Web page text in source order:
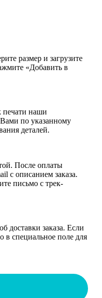
размер и загрузите
«Добавить в
печати наши
Вами по указанному
деталей.
После оплаты
с описанием заказа.
письмо с трек-
доставки заказа. Если
в специальное поле для